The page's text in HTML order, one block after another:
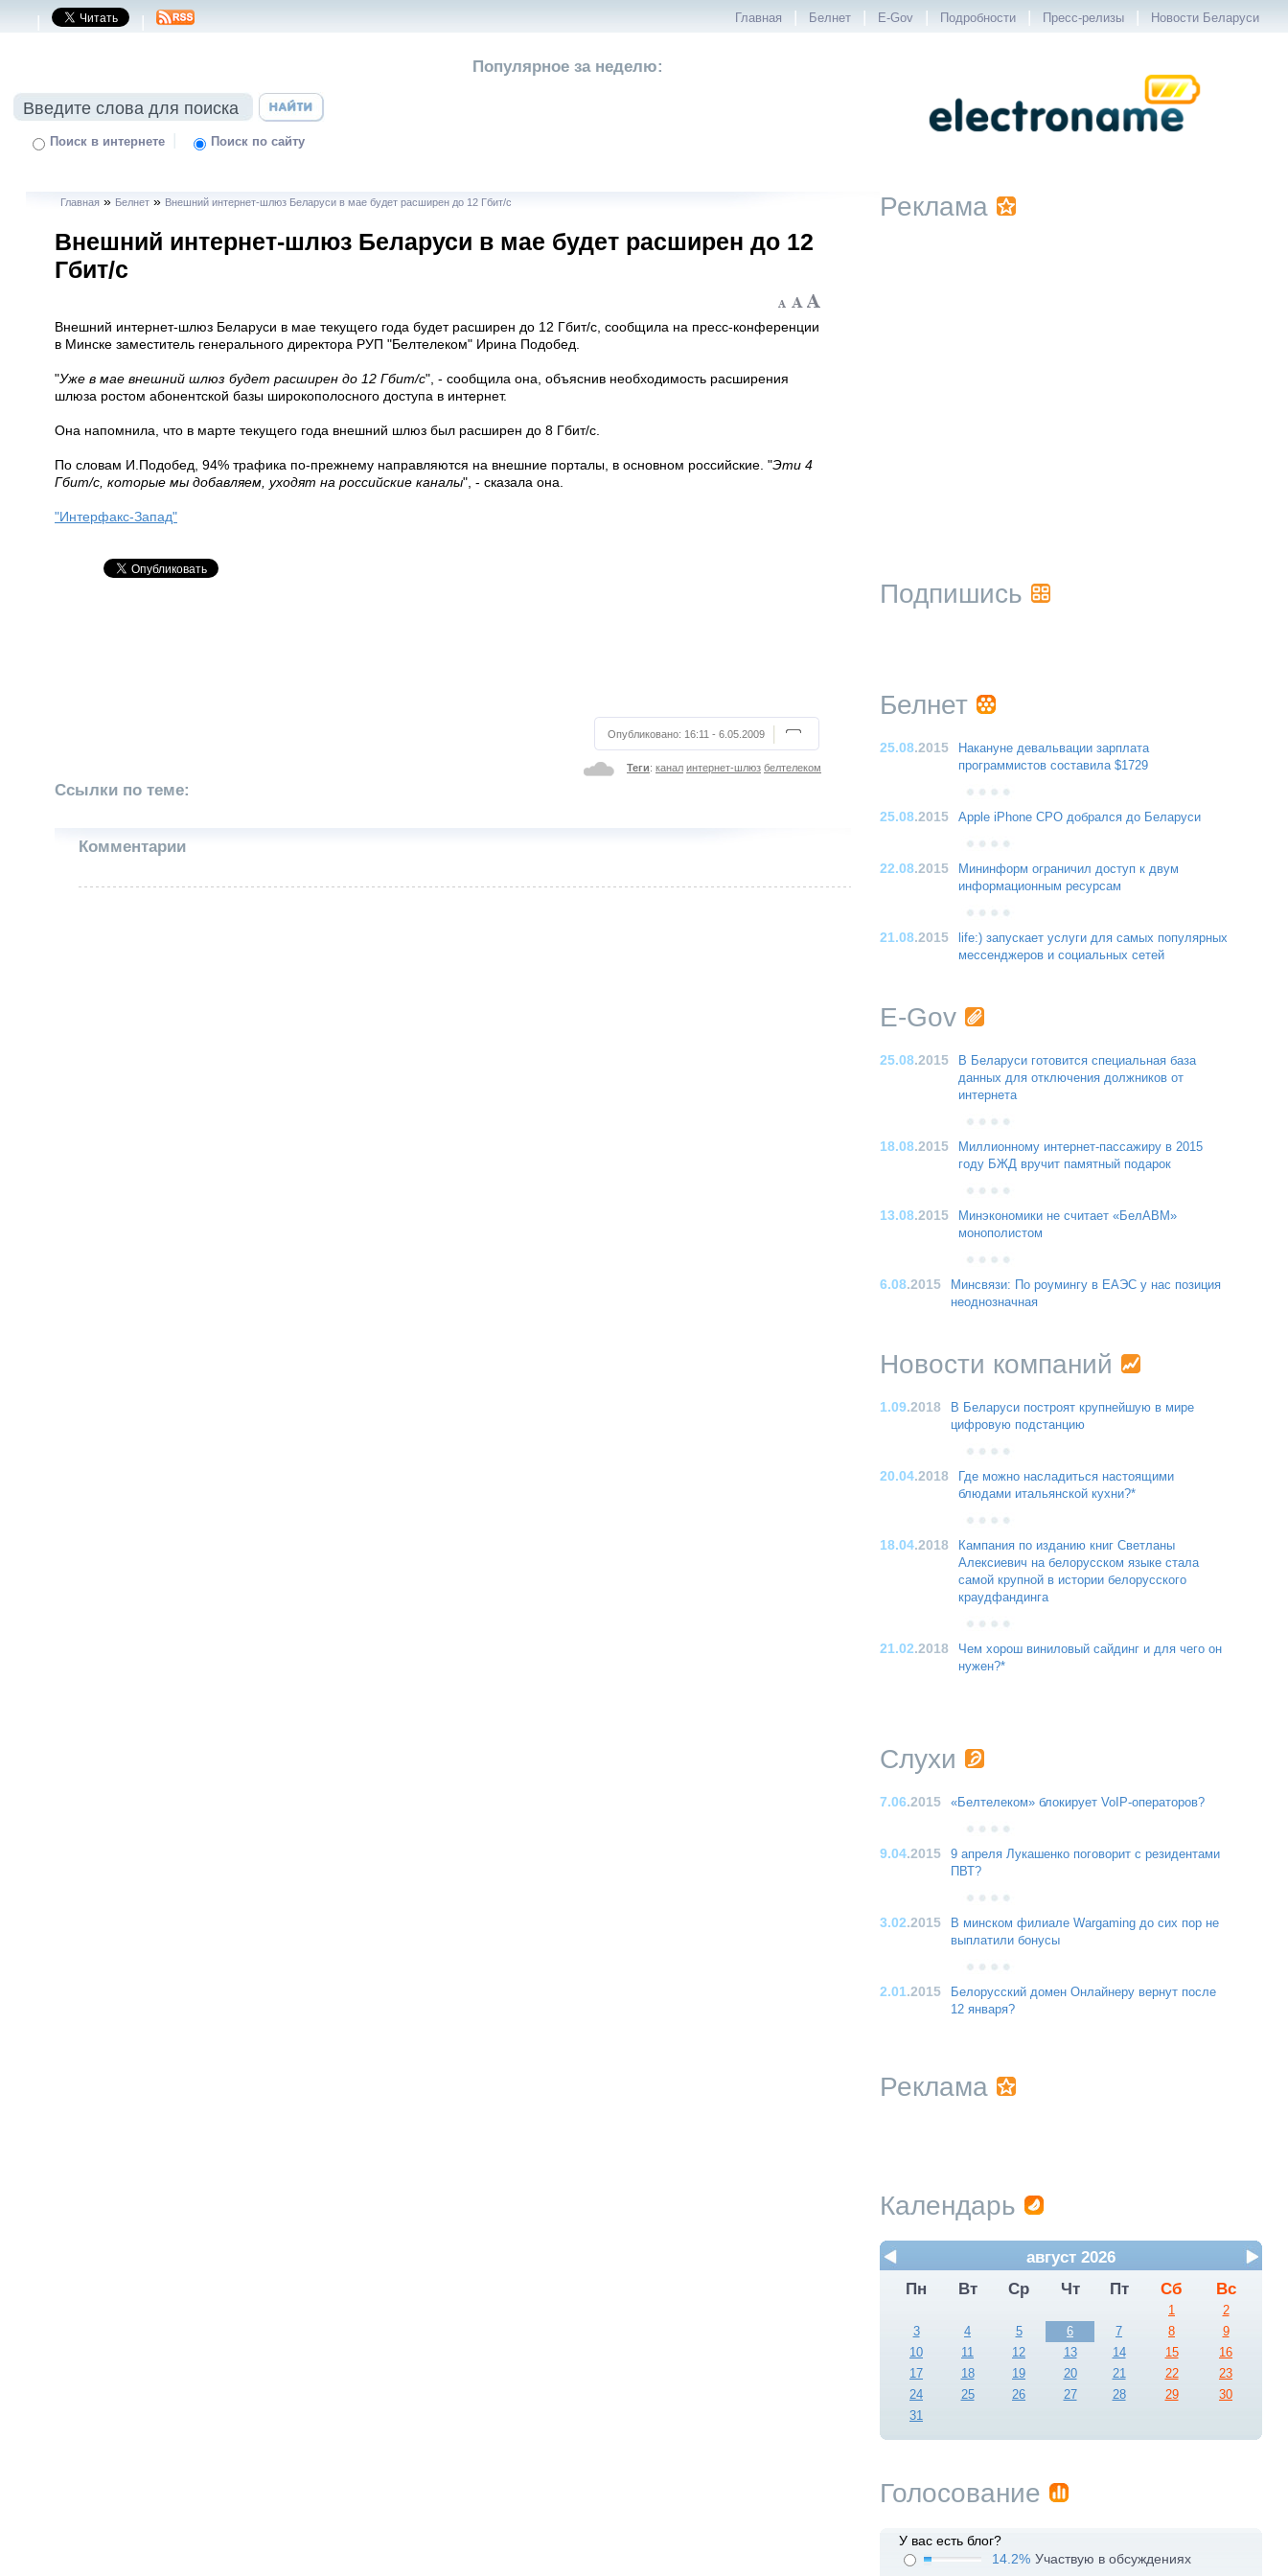
| | Главная | Белнет | E-Gov | Подробности | Пресс-релизы | Новости Беларуси
Поиск в интернете | Поиск по сайту
Популярное за неделю:
Главная » Белнет» Внешний интернет-шлюз Беларуси в мае будет расширен до 12 Гбит/с
Внешний интернет-шлюз Беларуси в мае будет расширен до 12
Гбит/с
Внешний интернет-шлюз Беларуси в мае текущего года будет расширен до 12 Гбит/с, сообщила на пресс-конференции
в Минске заместитель генерального директора РУП "Белтелеком" Ирина Подобед.
"Уже в мае внешний шлюз будет расширен до 12 Гбит/с", - сообщила она, объяснив необходимость расширения
шлюза ростом абонентской базы широкополосного доступа в интернет.
Она напомнила, что в марте текущего года внешний шлюз был расширен до 8 Гбит/с.
По словам И.Подобед, 94% трафика по-прежнему направляются на внешние порталы, в основном российские. "Эти 4
Гбит/с, которые мы добавляем, уходят на российские каналы", - сказала она.
"Интерфакс-Запад"
Опубликовано: 16:11 - 6.05.2009
Теги: канал интернет-шлюз белтелеком
Ссылки по теме:
Комментарии
Реклама
Подпишись
Белнет
25.08.2015
Накануне девальвации зарплата
программистов составила $1729
25.08.2015 Apple iPhone CPO добрался до Беларуси
22.08.2015
Мининформ ограничил доступ к двум
информационным ресурсам
21.08.2015
life:) запускает услуги для самых популярных
мессенджеров и социальных сетей
E-Gov
25.08.2015
В Беларуси готовится специальная база
данных для отключения должников от
интернета
18.08.2015
Миллионному интернет-пассажиру в 2015
году БЖД вручит памятный подарок
13.08.2015
Минэкономики не считает «БелАВМ»
монополистом
6.08.2015
Минсвязи: По роумингу в ЕАЭС у нас позиция
неоднозначная
Новости компаний
1.09.2018
В Беларуси построят крупнейшую в мире
цифровую подстанцию
20.04.2018
Где можно насладиться настоящими
блюдами итальянской кухни?*
18.04.2018
Кампания по изданию книг Светланы
Алексиевич на белорусском языке стала
самой крупной в истории белорусского
краудфандинга
21.02.2018
Чем хорош виниловый сайдинг и для чего он
нужен?*
Слухи
7.06.2015 «Белтелеком» блокирует VoIP-операторов?
9.04.2015
9 апреля Лукашенко поговорит с резидентами
ПВТ?
3.02.2015
В минском филиале Wargaming до сих пор не
выплатили бонусы
2.01.2015
Белорусский домен Онлайнеру вернут после
12 января?
Реклама
Календарь
август 2026
Пн
Вт Ср Чт Пт Сб Вс
1
2
3
4 5 6 7 8
9
10
11 12 13 14 15
16
17
18 19 20 21 22
23
24
25 26 27 28 29
30
31
Голосование
У вас есть блог?
14.2% Участвую в обсуждениях